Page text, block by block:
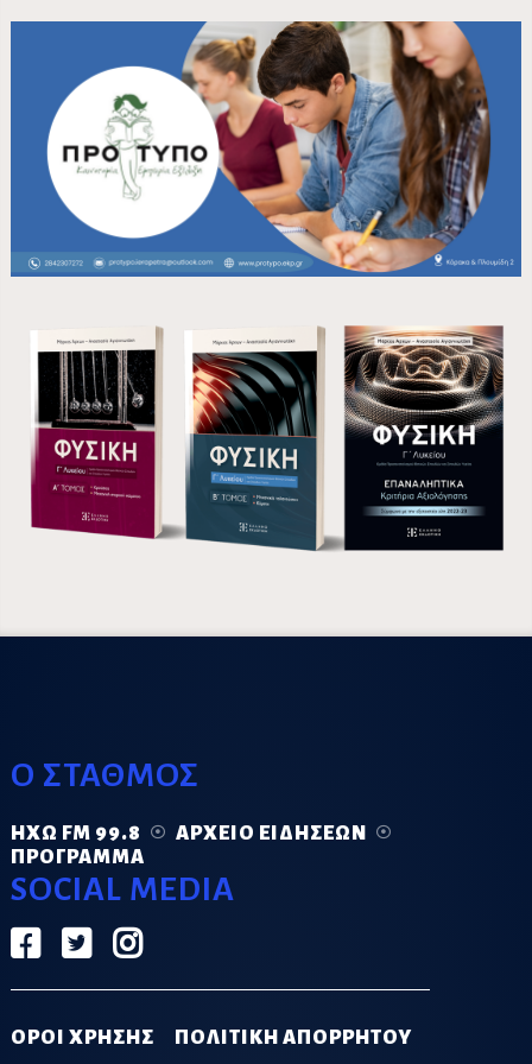
Ο ΣΤΑΘΜΟΣ
ΗΧΏ FM 99.8
ΑΡΧΕΊΟ ΕΙΔΉΣΕΩΝ
ΠΡΌΓΡΑΜΜΑ
SOCIAL MEDIA
ΟΡΟΙ ΧΡΗΣΗΣ ΠΟΛΙΤΙΚΗ ΑΠΟΡΡΗΤΟΥ